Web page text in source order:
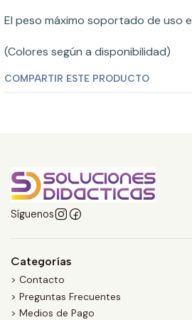
El peso máximo soportado de uso
(Colores según a disponibilidad)
COMPARTIR ESTE PRODUCTO
Síguenos
Categorías
> Contacto
> Preguntas Frecuentes
> Medios de Pago